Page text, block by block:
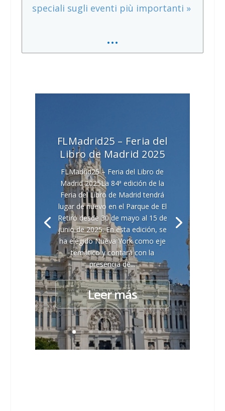
speciali sugli eventi più importanti »
…
FLMadrid25 – Feria del
Libro de Madrid 2025
FLMadrid25 – Feria del Libro de
Madrid 2025La 84ª edición de la
Feria del Libro de Madrid tendrá
lugar de nuevo en el Parque de El
Retiro desde 30 de mayo al 15 de
junio de 2025. En esta edición, se
ha elegido Nueva York como eje
temático y contará con la
presencia de...
Leer más